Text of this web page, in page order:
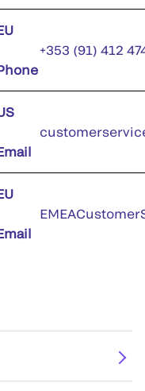
+353 (91) 412